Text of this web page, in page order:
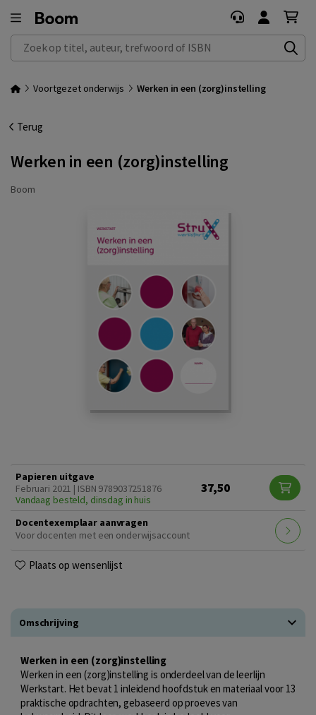
Zoek op titel, auteur, trefwoord of ISBN
Voortgezet onderwijs Werken in een (zorg)instelling
Terug
Werken in een (zorg)instelling
Boom
Papieren uitgave
Februari 2021 | ISBN 9789037251876
Vandaag besteld, dinsdag in huis
37,50
Docentexemplaar aanvragen
Voor docenten met een onderwijsaccount
Plaats op wensenlijst
Omschrijving
Werken in een (zorg)instelling
Werken in een (zorg)instelling is onderdeel van de leerlijn
Werkstart. Het bevat 1 inleidend hoofdstuk en materiaal voor 13
praktische opdrachten, gebaseerd op proeves van